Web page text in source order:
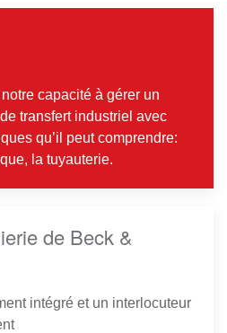
capacité à gérer un
transfert industriel avec
qu’il peut comprendre:
la tuyauterie.
de Beck &
intégré et un interlocuteur